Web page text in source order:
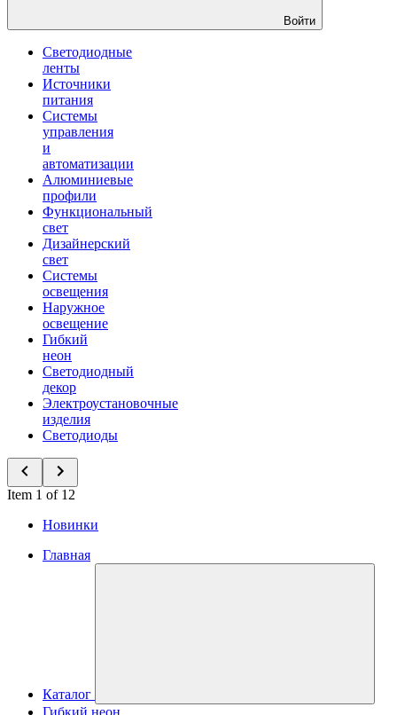
Войти
Светодиодные
ленты
Источники
питания
Системы
управления
и
автоматизации
Алюминиевые
профили
Функциональный
свет
Дизайнерский
свет
Системы
освещения
Наружное
освещение
Гибкий
неон
Светодиодный
декор
Электроустановочные
изделия
Светодиоды
Item 1 of 12
Новинки
Главная
Каталог
Гибкий неон